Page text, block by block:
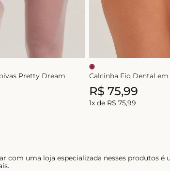
Pretty Dream Calcinha Fio Dental
R$ 75,99
1x de R$ 75,99
com uma loja especializada nesses produtos é